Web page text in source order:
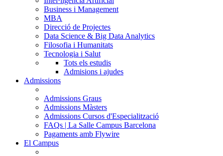
Business i Management
MBA
Direcció de Projectes
Data Science & Big Data Analytics
Filosofia i Humanitats
Tecnologia i Salut
Tots els estudis
Admisions i ajudes
Admissions
Admissions Graus
Admissions Màsters
Admissions Cursos d'Especialització
FAQs | La Salle Campus Barcelona
Pagaments amb Flywire
El Campus